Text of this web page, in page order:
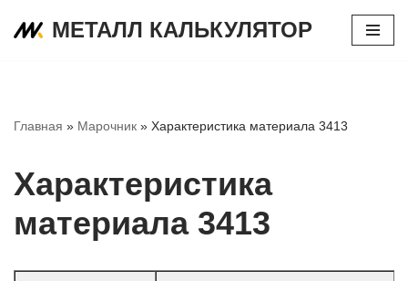
МЕТАЛЛ КАЛЬКУЛЯТОР
Главная » Марочник » Характеристика материала 3413
Характеристика
материала 3413